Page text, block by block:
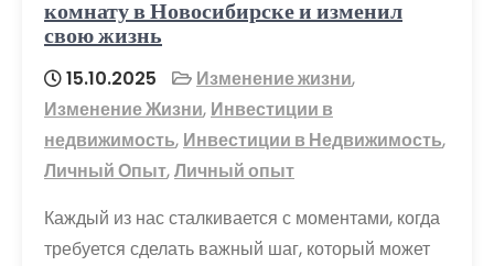
комнату в Новосибирске и изменил
свою жизнь
15.10.2025 Изменение жизни,
Изменение Жизни, Инвестиции в
недвижимость, Инвестиции в Недвижимость,
Личный Опыт,Личный опыт
Каждый из нас сталкивается с моментами, когда
требуется сделать важный шаг, который может